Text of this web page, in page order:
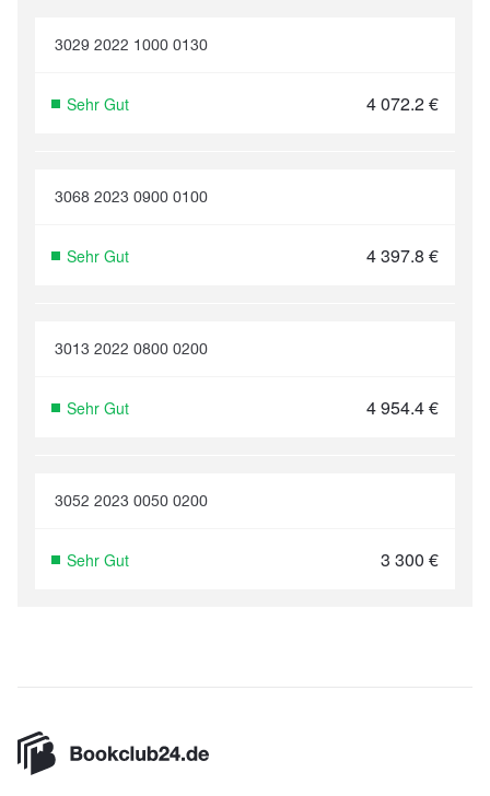
3029 2022 1000 0130
Sehr Gut 4 072.2€
3068 2023 0900 0100
Sehr Gut 4 397.8 €
3013 2022 0800 0200
Sehr Gut 4 954.4€
3052 2023 0050 0200
Sehr Gut 3 300 €